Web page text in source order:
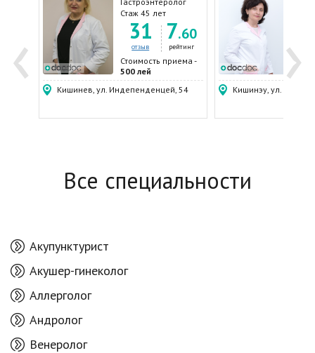
‹ ›
-
Стаж 45 лет
31
отзыв
7.60
рейтинг
Стоимость приема -
500 лей
Кишинев, ул. Индепенденцей, 54
500
Кишинэу, ул.
Все специальности
Акупунктурист
Акушер-гинеколог
Аллерголог
Андролог
Венеролог